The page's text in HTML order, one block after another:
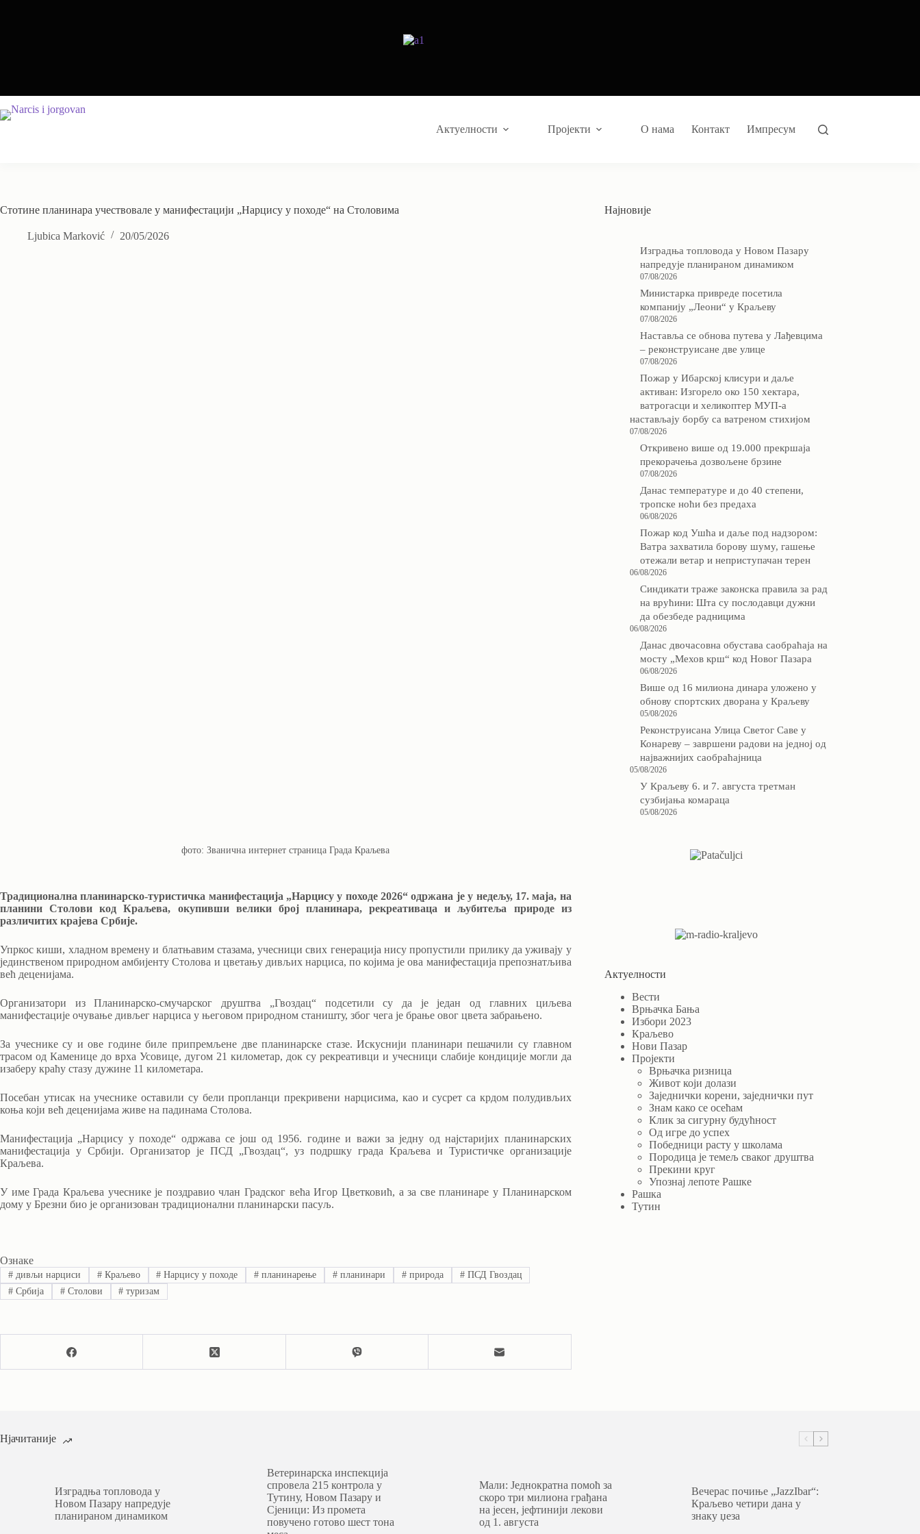
Актуелности Пројекти О нама Контакт Импресум
Стотине планинара учествовале у манифестацији „Нарцису у походе“ на Столовима
Ljubica Marković 20/05/2026
фото: Званична интернет страница Града Краљева
Традиционална планинарско-туристичка манифестација „Нарцису у походе 2026“ одржана је у недељу, 17. маја, на
планини Столови код Краљева, окупивши велики број планинара, рекреативаца и љубитеља природе из
различитих крајева Србије.
Упркос киши, хладном времену и блатњавим стазама, учесници свих генерација нису пропустили прилику да уживају у
јединственом природном амбијенту Столова и цветању дивљих нарциса, по којима је ова манифестација препознатљива
већ деценијама.
Организатори из Планинарско-смучарског друштва „Гвоздац“ подсетили су да је један од главних циљева
манифестације очување дивљег нарциса у његовом природном станишту, због чега је брање овог цвета забрањено.
За учеснике су и ове године биле припремљене две планинарске стазе. Искуснији планинари пешачили су главном
трасом од Каменице до врха Усовице, дугом 21 километар, док су рекреативци и учесници слабије кондиције могли да
изаберу краћу стазу дужине 11 километара.
Посебан утисак на учеснике оставили су бели пропланци прекривени нарцисима, као и сусрет са крдом полудивљих
коња који већ деценијама живе на падинама Столова.
Манифестација „Нарцису у походе“ одржава се још од 1956. године и важи за једну од најстаријих планинарских
манифестација у Србији. Организатор је ПСД „Гвоздац“, уз подршку града Краљева и Туристичке организације
Краљева.
У име Града Краљева учеснике је поздравио члан Градског већа Игор Цветковић, а за све планинаре у Планинарском
дому у Брезни био је организован традиционални планинарски пасуљ.
Ознаке
#дивљи нарциси #Краљево # Нарцису у походе # планинарење # планинари #природа #ПСД Гвоздац
#Србија #Столови # туризам
Најновије
Изградња топловода у Новом Пазару
напредује планираном динамиком
07/08/2026
Министарка привреде посетила
компанију „Леони“ у Краљеву
07/08/2026
Наставља се обнова путева у Лађевцима
– реконструисане две улице
07/08/2026
Пожар у Ибарској клисури и даље
активан: Изгорело око 150 хектара,
ватрогасци и хеликоптер МУП-а
настављају борбу са ватреном стихијом
07/08/2026
Откривено више од 19.000 прекршаја
прекорачења дозвољене брзине
07/08/2026
Данас температуре и до 40 степени,
тропске ноћи без предаха
06/08/2026
Пожар код Ушћа и даље под надзором:
Ватра захватила борову шуму, гашење
отежали ветар и неприступачан терен
06/08/2026
Синдикати траже законска правила за рад
на врућини: Шта су послодавци дужни
да обезбеде радницима
06/08/2026
Данас двочасовна обустава саобраћаја на
мосту „Мехов крш“ код Новог Пазара
06/08/2026
Више од 16 милиона динара уложено у
обнову спортских дворана у Краљеву
05/08/2026
Реконструисана Улица Светог Саве у
Конареву – завршени радови на једној од
најважнијих саобраћајница
05/08/2026
У Краљеву 6. и 7. августа третман
сузбијања комараца
05/08/2026
Актуелности
Вести
Врњачка Бања
Избори 2023
Краљево
Нови Пазар
Пројекти
Врњачка ризница
Живот који долази
Заједнички корени, заједнички пут
Знам како се осећам
Клик за сигурну будућност
Од игре до успех
Победници расту у школама
Породица је темељ сваког друштва
Прекини круг
Упознај лепоте Рашке
Рашка
Тутин
Нјачитаније
Изградња топловода у
Новом Пазару напредује
планираном динамиком
Ветеринарска инспекција
спровела 215 контрола у
Тутину, Новом Пазару и
Сјеници: Из промета
повучено готово шест тона
Мали: Једнократна помоћ за
скоро три милиона грађана
на јесен, јефтинији лекови
од 1. августа
Вечерас почиње „JazzIbar“:
Краљево четири дана у
знаку џеза